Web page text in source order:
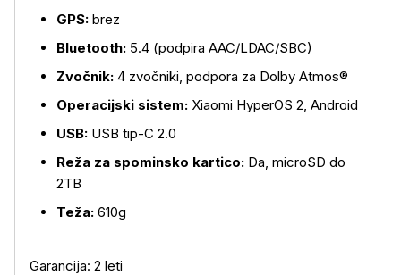
GPS: brez
Bluetooth: 5.4 (podpira AAC/LDAC/SBC)
Zvočnik: 4 zvočniki, podpora za Dolby Atmos®
Operacijski sistem: Xiaomi HyperOS 2, Android
USB: USB tip-C 2.0
Reža za spominsko kartico: Da, microSD do
2TB
Teža: 610g
Garancija: 2 leti